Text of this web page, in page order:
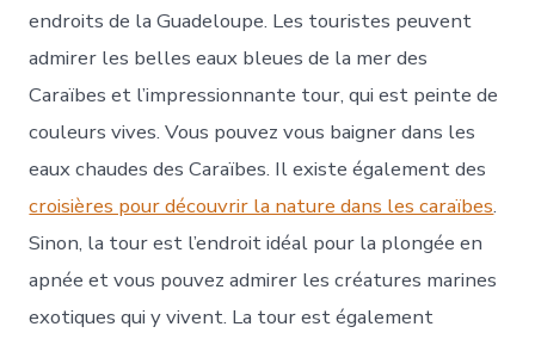
endroits de la Guadeloupe. Les touristes peuvent
admirer les belles eaux bleues de la mer des
Caraïbes et l’impressionnante tour, qui est peinte de
couleurs vives. Vous pouvez vous baigner dans les
eaux chaudes des Caraïbes. Il existe également des
croisières pour découvrir la nature dans les caraïbes.
Sinon, la tour est l’endroit idéal pour la plongée en
apnée et vous pouvez admirer les créatures marines
exotiques qui y vivent. La tour est également